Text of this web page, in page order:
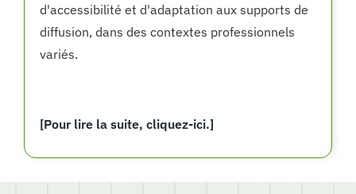
d'accessibilité et d'adaptation aux supports de
diffusion, dans des contextes professionnels
variés.
[Pour lire la suite, cliquez-ici.]